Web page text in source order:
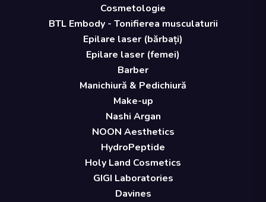
Cosmetologie
BTL Embody - Tonifierea musculaturii
Epilare laser (bărbați)
Epilare laser (femei)
Barber
Manichiură & Pedichiură
Make-up
Nashi Argan
NOON Aesthetics
HydroPeptide
Holy Land Cosmetics
GIGI Laboratories
Davines